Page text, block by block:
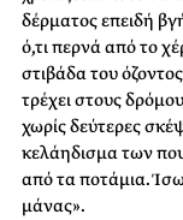
δέρματος επειδή
ό,τι περνά από το
στιβάδα του
τρέχει στους
χωρίς δεύτερες
κελάηδισμα των
από τα ποτάμια.
μάνας».